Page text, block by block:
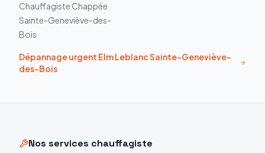
Chauffagiste Chappée
Sainte-Geneviève-des-
Bois
Dépannage urgent Elm LeblancSainte-Geneviève-
des-Bois
Nos services chauffagiste